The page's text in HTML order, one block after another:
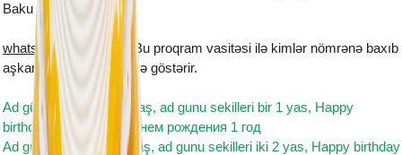
Baku
whatsapp plus yukle
- Bu proqram vasitəsi ilə kimlər nömrənə baxıb
aşkarlanir və istifadəçiyə göstərir.
Ad günü şəkilləri bir 1 yaş, ad gunu sekilleri bir 1 yas, Happy
birthday one 1 year, с днем рождения 1 год
Ad günü şəkilləri iki 2 yaş, ad gunu sekilleri iki 2 yas, Happy birthday